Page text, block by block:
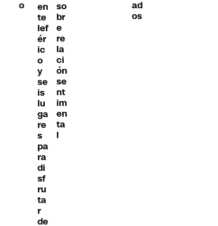
o
en
te
lef
ér
ic
o
y
se
is
lu
ga
re
s
pa
ra
di
sf
ru
ta
r
de
so
br
e
re
la
ci
ón
se
nt
im
en
ta
l
ad
os